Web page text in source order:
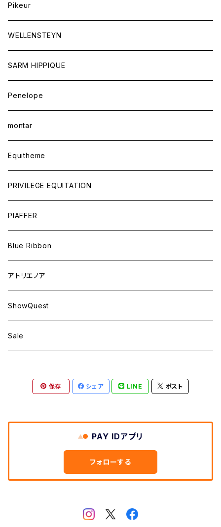
スカーフ
ジュエリー
Pikeur
WELLENSTEYN
SARM HIPPIQUE
Penelope
montar
Equitheme
PRIVILEGE EQUITATION
PIAFFER
Blue Ribbon
アトリエノア
ShowQuest
Sale
保存 シェア LINE ポスト
PAY IDアプリ
フォローする